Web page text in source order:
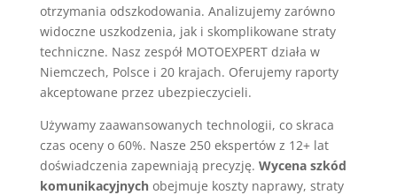
otrzymania odszkodowania. Analizujemy zarówno
widoczne uszkodzenia, jak i skomplikowane straty
techniczne. Nasz zespół MOTOEXPERT działa w
Niemczech, Polsce i 20 krajach. Oferujemy raporty
akceptowane przez ubezpieczycieli.
Używamy zaawansowanych technologii, co skraca
czas oceny o 60%. Nasze 250 ekspertów z 12+ lat
doświadczenia zapewniają precyzję. Wycena szkód
komunikacyjnychobejmuje koszty naprawy, straty